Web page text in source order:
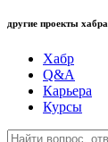
другие проекты хабра
Хабр
Q&A
Карьера
Курсы